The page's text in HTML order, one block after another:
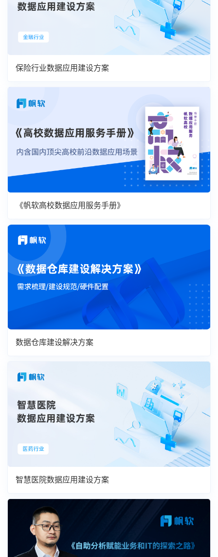
保险行业数据应用建设方案
《帆软高校数据应用服务手册》
数据仓库建设解决方案
智慧医院数据应用建设方案